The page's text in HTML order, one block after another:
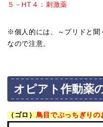
５－HT４：刺激薬
※個人的には、～プリドと聞
なので注意。
オピアト作動薬
（ゴロ） 鳥目でぶっちぎりの